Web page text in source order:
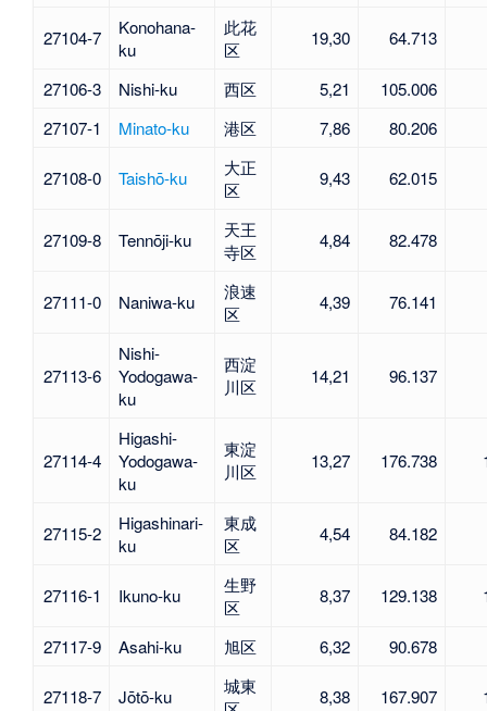
27104-7
Konohana-
ku
此花
区
19,30 64.713
27106-3 Nishi-ku 西区 5,21
105.006
27107-1
Minato-ku 港区 7,86 80.206
27108-0 Taishō-ku
大正
区
9,43 62.015
27109-8 Tennōji-ku
天王
寺区
4,84 82.478
27111-0 Naniwa-ku
浪速
区
4,39 76.141
27113-6
Nishi-
Yodogawa-
ku
西淀
川区
14,21 96.137
27114-4
Higashi-
Yodogawa-
ku
東淀
川区
13,27 176.738
27115-2
Higashinari-
ku
東成
区
4,54 84.182
27116-1 Ikuno-ku
生野
区
8,37 129.138
27117-9 Asahi-ku 旭区 6,32 90.678
27118-7 Jōtō-ku
城東
8,38 167.907